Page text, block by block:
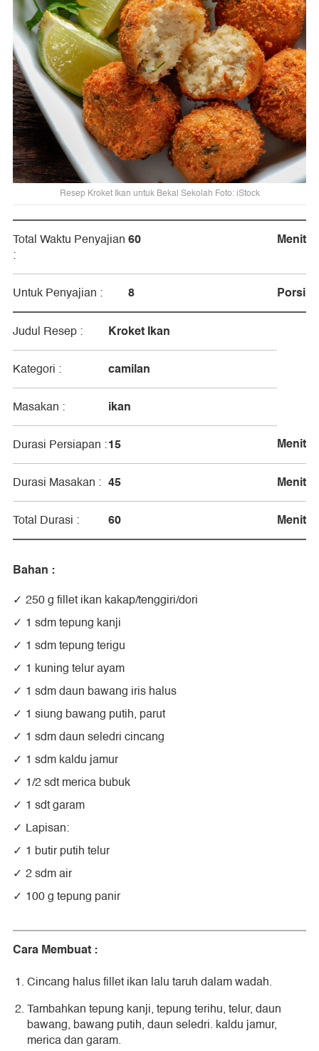
Resep Kroket Ikan untuk Bekal Sekolah Foto: iStock
Total Waktu Penyajian
:
60 Menit
Untuk Penyajian : 8 Porsi
Judul Resep : Kroket Ikan
Kategori : camilan
Masakan : ikan
Durasi Persiapan :15 Menit
Durasi Masakan : 45 Menit
Total Durasi : 60 Menit
Bahan :
250 g fillet ikan kakap/tenggiri/dori
1 sdm tepung kanji
1 sdm tepung terigu
1 kuning telur ayam
1 sdm daun bawang iris halus
1 siung bawang putih, parut
1 sdm daun seledri cincang
1 sdm kaldu jamur
1/2 sdt merica bubuk
1 sdt garam
Lapisan:
1 butir putih telur
2 sdm air
100 g tepung panir
Cara Membuat :
Cincang halus fillet ikan lalu taruh dalam wadah.
Tambahkan tepung kanji, tepung terihu, telur, daun
bawang, bawang putih, daun seledri. kaldu jamur,
merica dan garam.